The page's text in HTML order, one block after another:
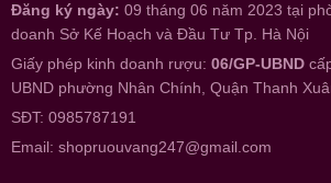
Đăng ký ngày: 09 tháng 06 năm 2023 tại
doanh Sở Kế Hoạch và Đầu Tư Tp. Hà Nội
Giấy phép kinh doanh rượu: 06/GP-UBND
UBND phường Nhân Chính, Quận Thanh
SĐT: 0985787191
Email: shopruouvang247@gmail.com